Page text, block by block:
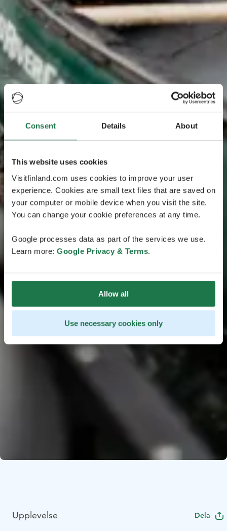
Consent Details About
This website uses cookies
Visitfinland.com uses cookies to improve your user
experience. Cookies are small text files that are saved on
your computer or mobile device when you visit the site.
You can change your cookie preferences at any time.
Google processes data as part of the services we use.
Learn more: Google Privacy & Terms.
Allow all
Use necessary cookies only
Upplevelse Dela